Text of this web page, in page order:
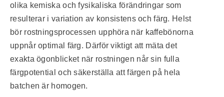
olika kemiska och fysikaliska förändringar som
resulterar i variation av konsistens och färg. Helst
bör rostningsprocessen upphöra när kaffebönorna
uppnår optimal färg. Därför viktigt att mäta det
exakta ögonblicket när rostningen når sin fulla
färgpotential och säkerställa att färgen på hela
batchen är homogen.